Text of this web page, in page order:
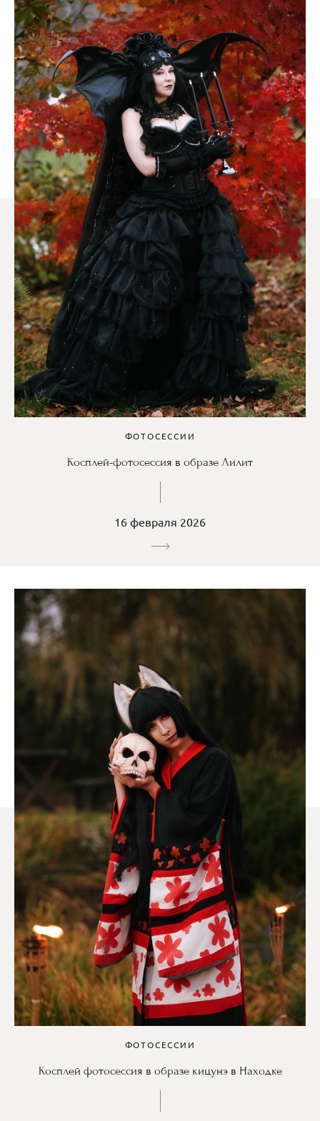
ФОТОСЕССИИ
Косплей-фотосессия в образе Лилит
16 февраля 2026
ФОТОСЕССИИ
Косплей фотосессия в образе кицунэ в Находке